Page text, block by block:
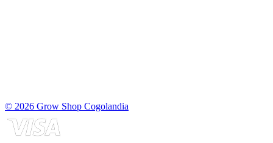
© 2026 Grow Shop Cogolandia